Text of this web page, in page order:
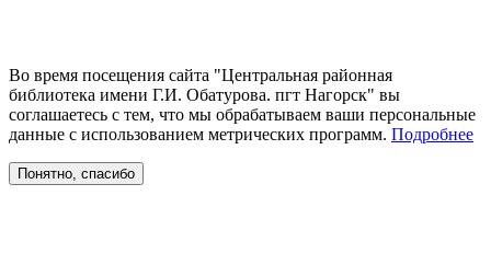
Во время посещения сайта "Центральная районная
библиотека имени Г.И. Обатурова. пгт Нагорск" вы
соглашаетесь с тем, что мы обрабатываем ваши персональные
данные с использованием метрических программ. Подробнее
Понятно, спасибо